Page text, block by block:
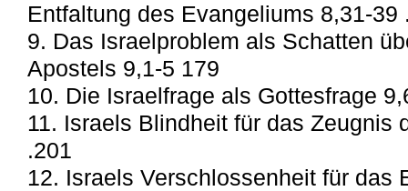
Entfaltung des Evangeliums 8,31-39
9. Das Israelproblem als Schatten
Apostels 9,1-5 179
10. Die Israelfrage als Gottesfrage
11. Israels Blindheit für das Zeugnis
.201
12. Israels Verschlossenheit für das